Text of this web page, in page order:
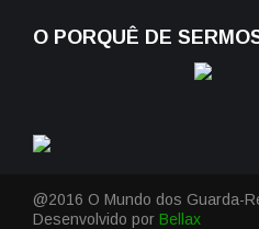
O PORQUÊ DE
@2016 O Mundo dos Guarda-
Desenvolvido por Bellax